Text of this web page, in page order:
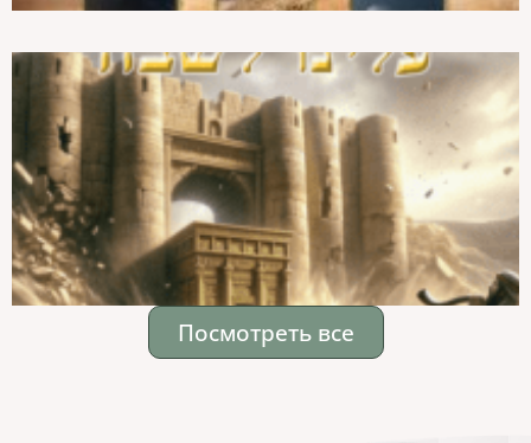
Посмотреть все